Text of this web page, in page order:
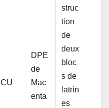
CU
DPE
de
Mac
enta
struc
tion
de
deux
bloc
s de
latrin
es